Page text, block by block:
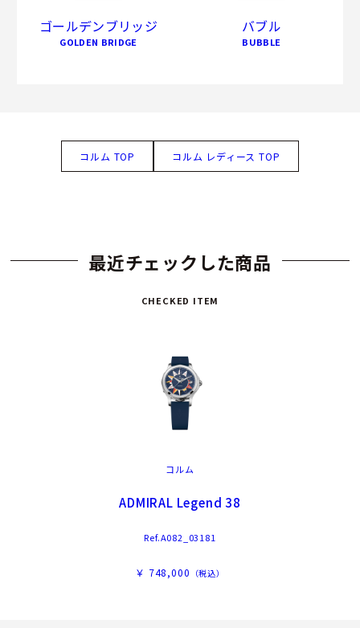
ゴールデンブリッジ
GOLDEN BRIDGE
バブル
BUBBLE
コルム TOP コルム レディース TOP
最近チェックした商品
CHECKED ITEM
コルム
ADMIRAL Legend 38
Ref.A082_03181
￥ 748,000 （税込）